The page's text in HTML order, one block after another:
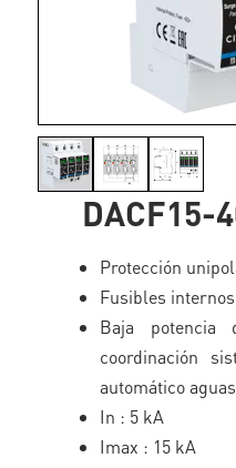
DACF15-
Protección
Fusibles internos
Baja potencia
coordinación
automático
In : 5 kA
Imax : 15 kA